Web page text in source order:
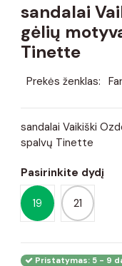
sandalai
gėlių
Tinette
Prekės ženklas:
sandalai Vaikiški
spalvų Tinette
Pasirinkite dydį
19 21
Pristatymas: 5 - 9